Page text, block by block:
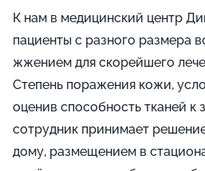
К нам в медицинский центр
пациенты с разного размера
жжением для скорейшего
Степень поражения кожи,
оценив способность тканей к
сотрудник принимает
дому, размещением в